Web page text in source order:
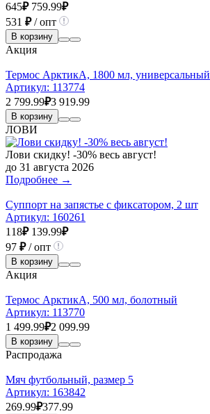
645₽ 759.99₽
531 ₽/ опт
В корзину
Акция
Термос АрктикА, 1800 мл, универсальный
Артикул: 113774
2 799.99₽3 919.99
В корзину
ЛОВИ
Лови скидку! -30% весь август!
до 31 августа 2026
Подробнее →
Суппорт на запястье с фиксатором, 2 шт
Артикул: 160261
118₽ 139.99₽
97 ₽/ опт
В корзину
Акция
Термос АрктикА, 500 мл, болотный
Артикул: 113770
1 499.99₽2 099.99
В корзину
Распродажа
Мяч футбольный, размер 5
Артикул: 163842
269.99₽377.99